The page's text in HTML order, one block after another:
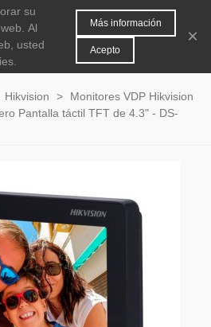
0
Hikvision >
Monitores VDP Hikvision
Pantalla táctil TFT de 4.3" - DS-
su
Al
usted
Más información
Acepto
×